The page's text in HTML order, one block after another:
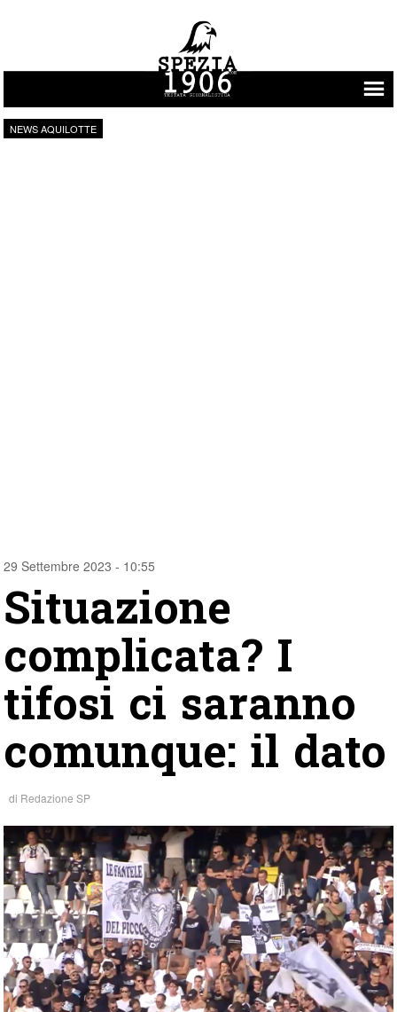
Vai al contenuto
NEWS AQUILOTTE
29 Settembre 2023 - 10:55
Situazione
complicata? I
tifosi ci saranno
comunque: il dato
di Redazione SP